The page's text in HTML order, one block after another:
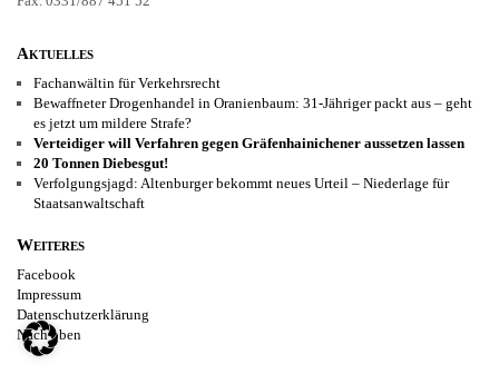
Aktuelles
Fachanwältin für Verkehrsrecht
Bewaffneter Drogenhandel in Oranienbaum: 31-Jähriger packt aus – geht
es jetzt um mildere Strafe?
Verteidiger will Verfahren gegen Gräfenhainichener aussetzen lassen
20 Tonnen Diebesgut!
Verfolgungsjagd: Altenburger bekommt neues Urteil – Niederlage für
Staatsanwaltschaft
Weiteres
Facebook
Impressum
Datenschutzerklärung
Nach oben